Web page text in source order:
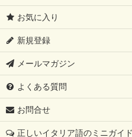
Alfa Romeo アルファロメオ
Alighiero Campostrini アリギエ
ナ伝統菓子
Ape アーペ
お気に入り
新規登録
メールマガジン
よくある質問
お問合せ
正しいイタリア語のミニガイド